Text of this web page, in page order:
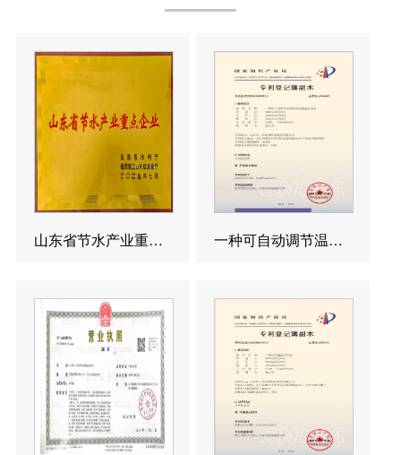
山东省节水产业重点企业 一种可自动调节温度的反渗透造水设备发明专利